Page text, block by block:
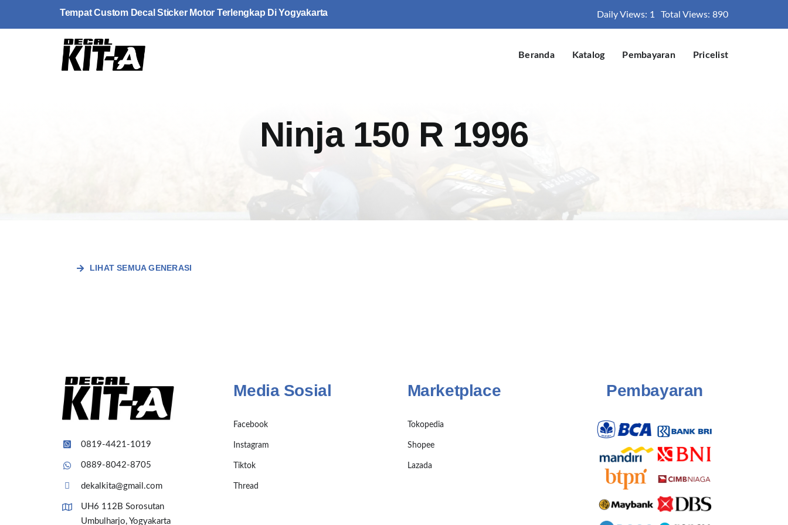
Tempat Custom Decal Sticker Motor Terlengkap Di Yogyakarta Daily Views: 1 Total Views: 890
Beranda Katalog Pembayaran Pricelist
Ninja 150 R 1996
LIHAT SEMUA GENERASI
0819-4421-1019
0889-8042-8705
dekalkita@gmail.com
UH6 112B Sorosutan
Umbulharjo, Yogyakarta
Media Sosial
Facebook
Instagram
Tiktok
Thread
Marketplace
Tokopedia
Shopee
Lazada
Pembayaran